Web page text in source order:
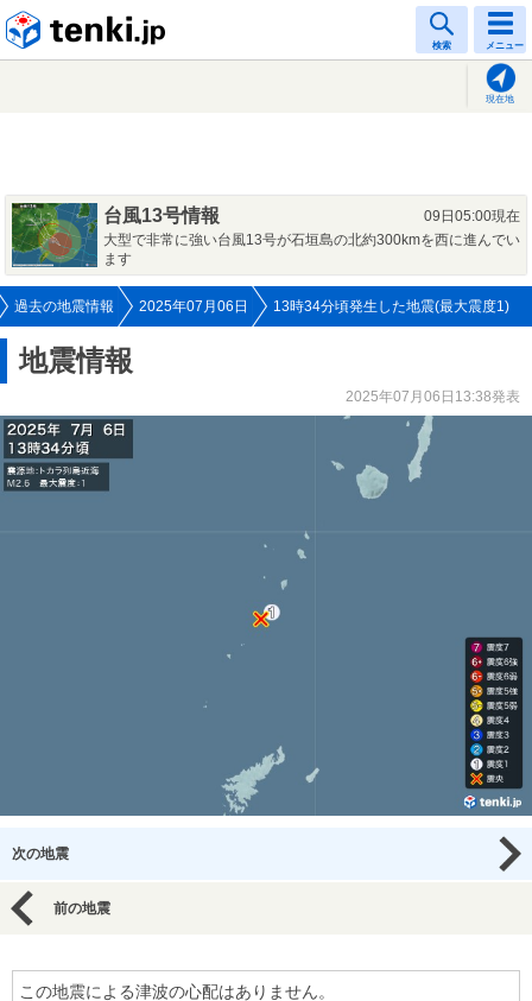
検索 メニュー
現在地
台風13号情報
09日05:00現在
大型で非常に強い台風13号が石垣島の北約300kmを西に進んでい
ます
過去の地震情報 2025年07月06日 13時34分頃発生した地震(最大震度1)
地震情報
2025年07月06日13:38発表
次の地震
前の地震
この地震による津波の心配はありません。